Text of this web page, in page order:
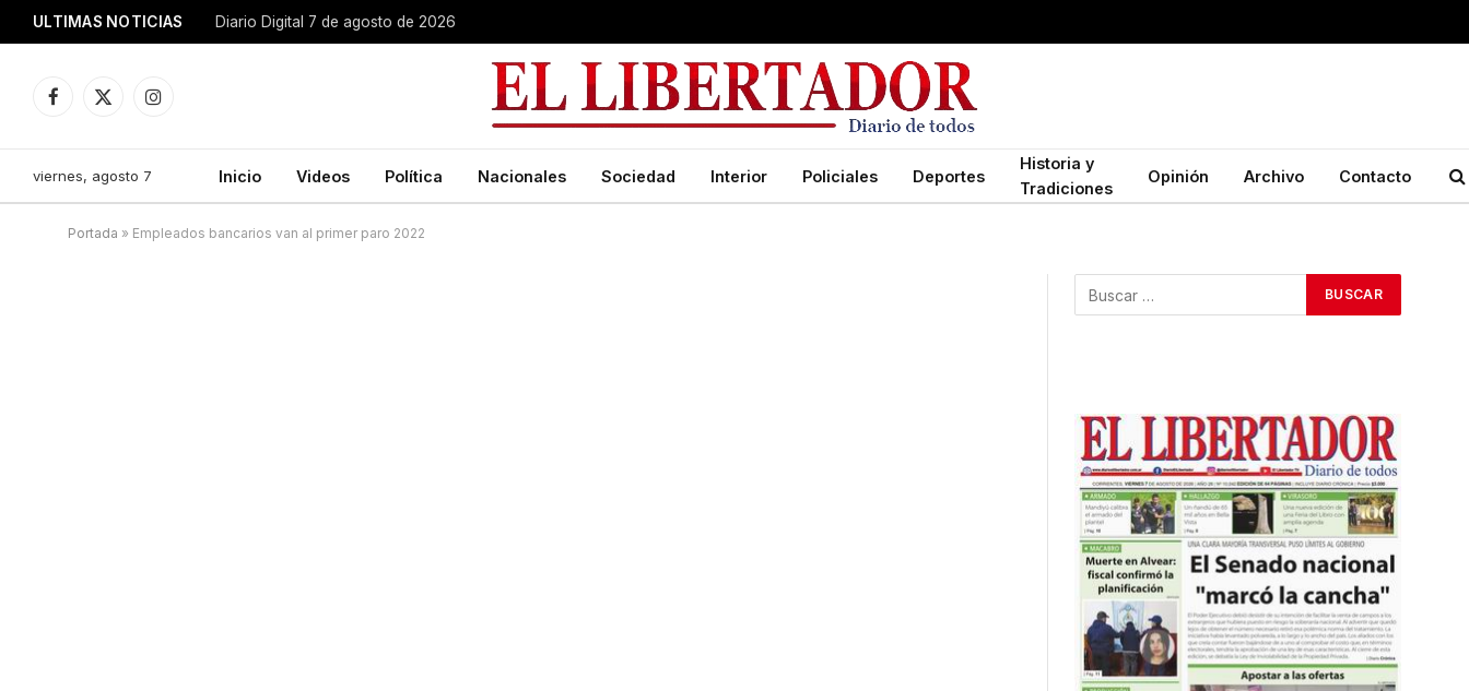
ULTIMAS NOTICIAS Diario Digital 7 de agosto de 2026
Facebook
X
Instagram
viernes, agosto 7 Inicio Videos Política Nacionales Sociedad Interior Policiales Deportes
Historia y
Tradiciones
Opinión Archivo Contacto
Portada » Empleados bancarios van al primer paro 2022